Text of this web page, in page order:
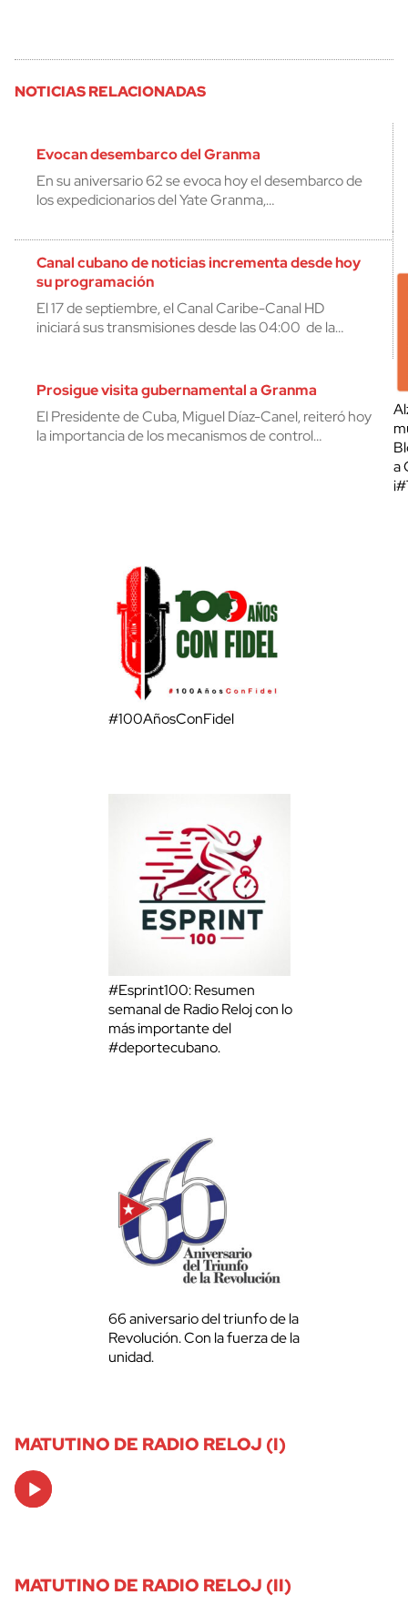
NOTICIAS RELACIONADAS
Evocan desembarco del Granma
En su aniversario 62 se evoca hoy el desembarco de
los expedicionarios del Yate Granma,…
Canal cubano de noticias incrementa desde hoy
su programación
El 17 de septiembre, el Canal Caribe-Canal HD
iniciará sus transmisiones desde las 04:00 de la…
Prosigue visita gubernamental a Granma
El Presidente de Cuba, Miguel Díaz-Canel, reiteró hoy
la importancia de los mecanismos de control…
a
#100AñosConFidel
#Esprint100: Resumen
semanal de Radio Reloj con lo
más importante del
#deportecubano.
66 aniversario del triunfo de la
Revolución. Con la fuerza de la
unidad.
MATUTINO DE RADIO RELOJ (I)
Audio
Player
MATUTINO DE RADIO RELOJ (II)